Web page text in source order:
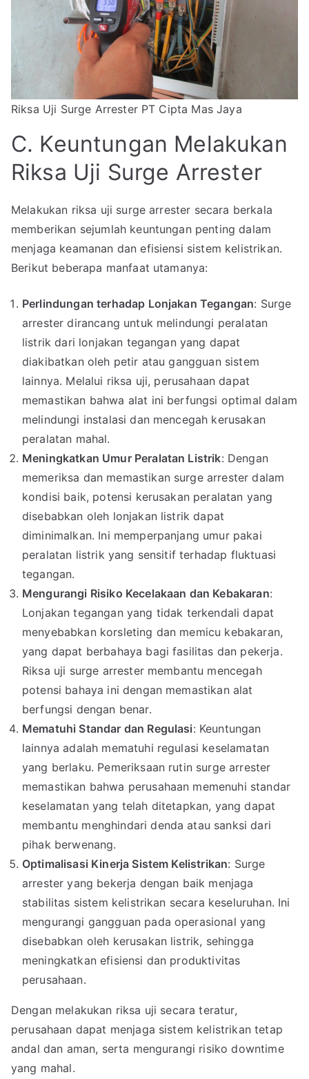
Riksa Uji Surge Arrester PT Cipta Mas Jaya
C. Keuntungan Melakukan
Riksa Uji Surge Arrester
Melakukan riksa uji surge arrester secara berkala
memberikan sejumlah keuntungan penting dalam
menjaga keamanan dan efisiensi sistem kelistrikan.
Berikut beberapa manfaat utamanya:
Perlindungan terhadap Lonjakan Tegangan: Surge
arrester dirancang untuk melindungi peralatan
listrik dari lonjakan tegangan yang dapat
diakibatkan oleh petir atau gangguan sistem
lainnya. Melalui riksa uji, perusahaan dapat
memastikan bahwa alat ini berfungsi optimal dalam
melindungi instalasi dan mencegah kerusakan
peralatan mahal.
Meningkatkan Umur Peralatan Listrik: Dengan
memeriksa dan memastikan surge arrester dalam
kondisi baik, potensi kerusakan peralatan yang
disebabkan oleh lonjakan listrik dapat
diminimalkan. Ini memperpanjang umur pakai
peralatan listrik yang sensitif terhadap fluktuasi
tegangan.
Mengurangi Risiko Kecelakaan dan Kebakaran:
Lonjakan tegangan yang tidak terkendali dapat
menyebabkan korsleting dan memicu kebakaran,
yang dapat berbahaya bagi fasilitas dan pekerja.
Riksa uji surge arrester membantu mencegah
potensi bahaya ini dengan memastikan alat
berfungsi dengan benar.
Mematuhi Standar dan Regulasi: Keuntungan
lainnya adalah mematuhi regulasi keselamatan
yang berlaku. Pemeriksaan rutin surge arrester
memastikan bahwa perusahaan memenuhi standar
keselamatan yang telah ditetapkan, yang dapat
membantu menghindari denda atau sanksi dari
pihak berwenang.
Optimalisasi Kinerja Sistem Kelistrikan: Surge
arrester yang bekerja dengan baik menjaga
stabilitas sistem kelistrikan secara keseluruhan. Ini
mengurangi gangguan pada operasional yang
disebabkan oleh kerusakan listrik, sehingga
meningkatkan efisiensi dan produktivitas
perusahaan.
Dengan melakukan riksa uji secara teratur,
perusahaan dapat menjaga sistem kelistrikan tetap
andal dan aman, serta mengurangi risiko downtime
yang mahal.